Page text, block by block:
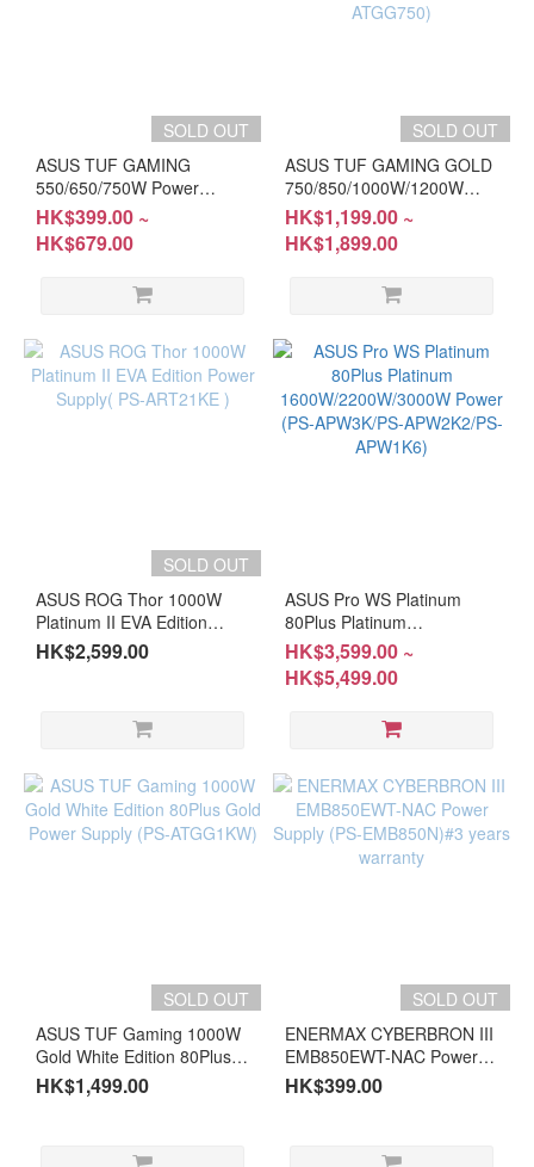
SOLD OUT
ASUS TUF GAMING
550/650/750W Power
Supply Unit ( PS-ATG550/
PS-ATG650 /PS-ATG750 )
HK$399.00 ~
HK$679.00
SOLD OUT
ASUS TUF GAMING GOLD
750/850/1000W/1200W
Power Supply Unit (PS-
ATGG1K2 PS-ATGG1K PS-
ATGG850/PS-ATGG750)
HK$1,199.00 ~
HK$1,899.00
SOLD OUT
ASUS ROG Thor 1000W
Platinum II EVA Edition
Power Supply( PS-
ART21KE )
HK$2,599.00
ASUS Pro WS Platinum
80Plus Platinum
1600W/2200W/3000W
Power (PS-APW3K/PS-
APW2K2/PS-APW1K6)
HK$3,599.00 ~
HK$5,499.00
SOLD OUT
ASUS TUF Gaming 1000W
Gold White Edition 80Plus
Gold Power Supply (PS-
ATGG1KW)
HK$1,499.00
SOLD OUT
ENERMAX CYBERBRON III
EMB850EWT-NAC Power
Supply (PS-EMB850N)#3
years warranty
HK$399.00